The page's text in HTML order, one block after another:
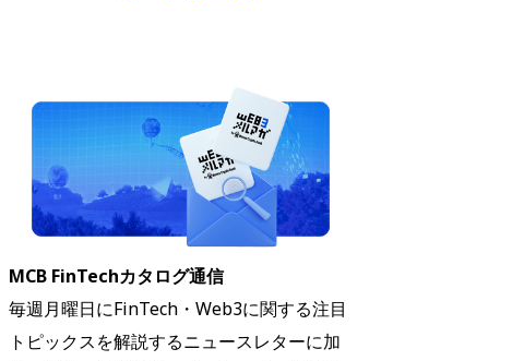
MCB FinTechカタログ通信
毎週月曜日にFinTech・Web3に関する注目
トピックスを解説するニュースレターに加